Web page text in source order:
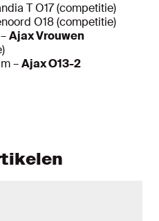
T O17 (competitie)
O18 (competitie)
Ajax Vrouwen
–Ajax O13-2